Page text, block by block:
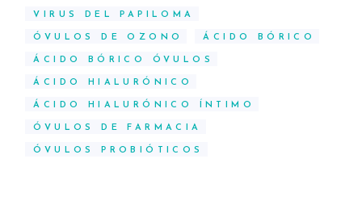
VIRUS DEL PAPILOMA
ÓVULOS DE OZONO ÁCIDO BÓRICO
ÁCIDO BÓRICO ÓVULOS
ÁCIDO HIALURÓNICO
ÁCIDO HIALURÓNICO ÍNTIMO
ÓVULOS DE FARMACIA
ÓVULOS PROBIÓTICOS